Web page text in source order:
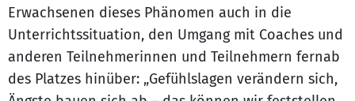
Erwachsenen dieses Phänomen auch in die
Unterrichtssituation, den Umgang mit Coaches und
anderen Teilnehmerinnen und Teilnehmern fernab
des Platzes hinüber: „Gefühlslagen verändern sich,